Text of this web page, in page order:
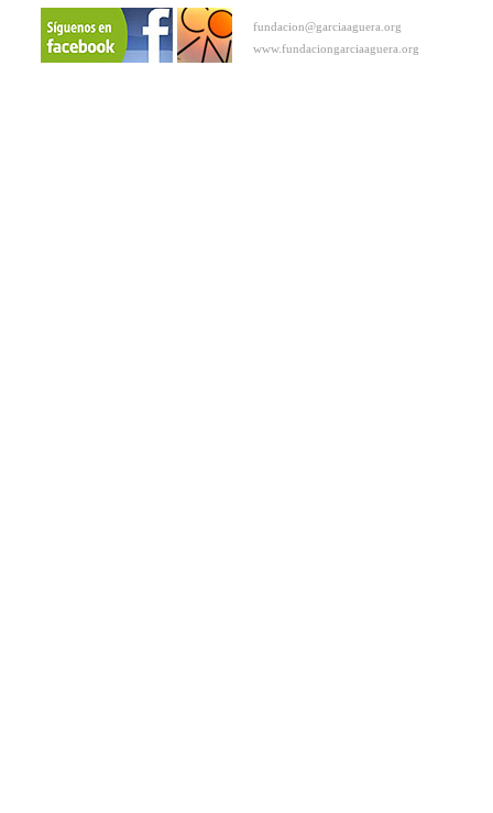
fundacion@garciaaguera.org
www.fundaciongarciaaguera.org